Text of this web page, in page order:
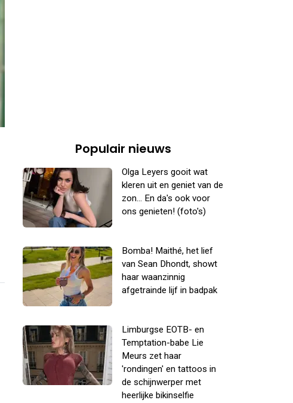
Populair nieuws
Olga Leyers gooit wat
kleren uit en geniet van de
zon... En da's ook voor
ons genieten! (foto's)
Bomba! Maithé, het lief
van Sean Dhondt, showt
haar waanzinnig
afgetrainde lijf in badpak
Limburgse EOTB- en
Temptation-babe Lie
Meurs zet haar
'rondingen' en tattoos in
de schijnwerper met
heerlijke bikinselfie